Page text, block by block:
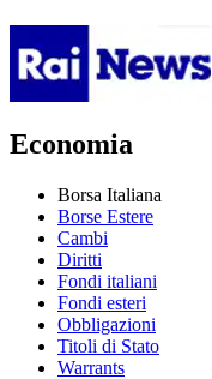
Economia
Borsa Italiana
Borse Estere
Cambi
Diritti
Fondi italiani
Fondi esteri
Obbligazioni
Titoli di Stato
Warrants